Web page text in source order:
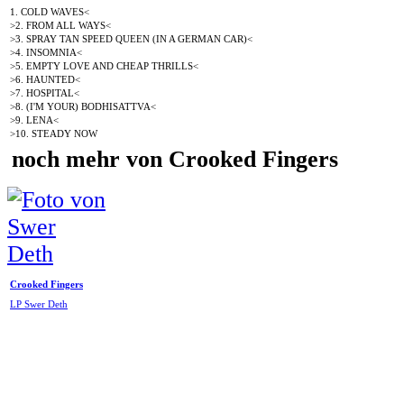
1. COLD WAVES<
>2. FROM ALL WAYS<
>3. SPRAY TAN SPEED QUEEN (IN A GERMAN CAR)<
>4. INSOMNIA<
>5. EMPTY LOVE AND CHEAP THRILLS<
>6. HAUNTED<
>7. HOSPITAL<
>8. (I'M YOUR) BODHISATTVA<
>9. LENA<
>10. STEADY NOW
noch mehr von Crooked Fingers
Crooked Fingers
LP Swer Deth